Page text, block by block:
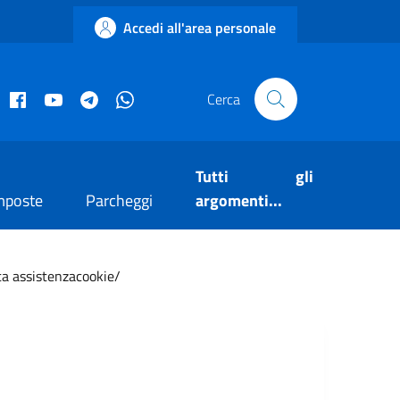
Accedi all'area personale
Facebook istituzionale
Facebook museo civico
YouTube Telegram Cerca
Parcheggi
Tutti gli
argomenti...
assistenzacookie/